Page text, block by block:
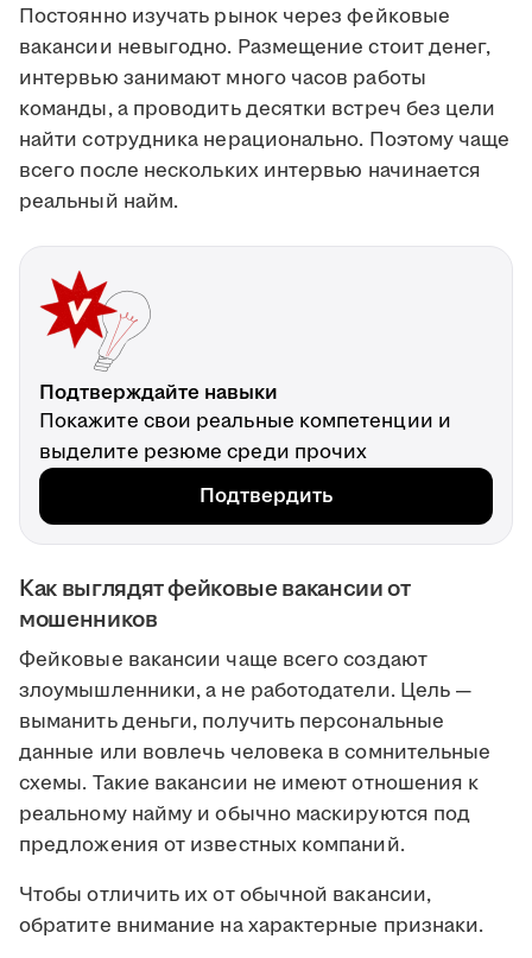
Постоянно изучать рынок через фейковые
вакансии невыгодно. Размещение стоит денег,
интервью занимают много часов работы
команды, а проводить десятки встреч без цели
найти сотрудника нерационально. Поэтому чаще
всего после нескольких интервью начинается
реальный найм.
Подтверждайте навыки
Покажите свои реальные компетенции и
выделите резюме среди прочих
Подтвердить
Как выглядят фейковые вакансии от
мошенников
Фейковые вакансии чаще всего создают
злоумышленники, а не работодатели. Цель —
выманить деньги, получить персональные
данные или вовлечь человека в сомнительные
схемы. Такие вакансии не имеют отношения к
реальному найму и обычно маскируются под
предложения от известных компаний.
Чтобы отличить их от обычной вакансии,
обратите внимание на характерные признаки.